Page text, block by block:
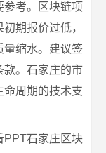
参考。区块链项
期报价过低，
量缩水。建议签
款。石家庄的市
命周期的技术支
PPT石家庄区块